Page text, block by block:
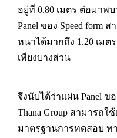
อยู่ที่ 0.80 เมตร ต่อมาพ
Panel ของ Speed
หนาได้มากถึง 1.20 เมต
เพียงบางส่วน
จึงนับได้ว่าแผ่น Panel ข
Thana Group สามารถ
มาตรฐานการทดสอบ ทา